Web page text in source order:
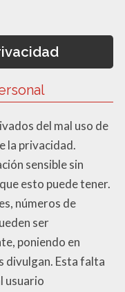
del mal uso de
la privacidad.
sensible sin
esto puede tener.
números de
ser
poniendo en
divulgan. Esta falta
usuario